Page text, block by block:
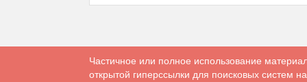
Частичное или полное использование
открытой гиперссылки для поисковых систем